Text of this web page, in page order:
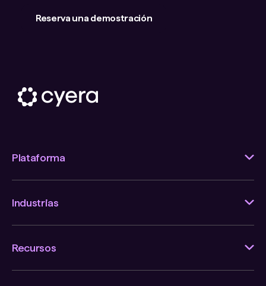
Reserva una demostración
Plataforma
Industrias
Recursos